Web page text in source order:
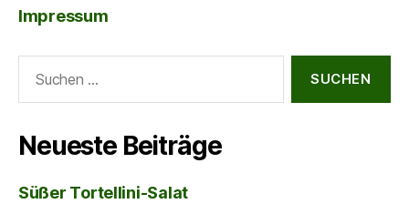
Impressum
nach:
Neueste Beiträge
Süßer Tortellini-Salat